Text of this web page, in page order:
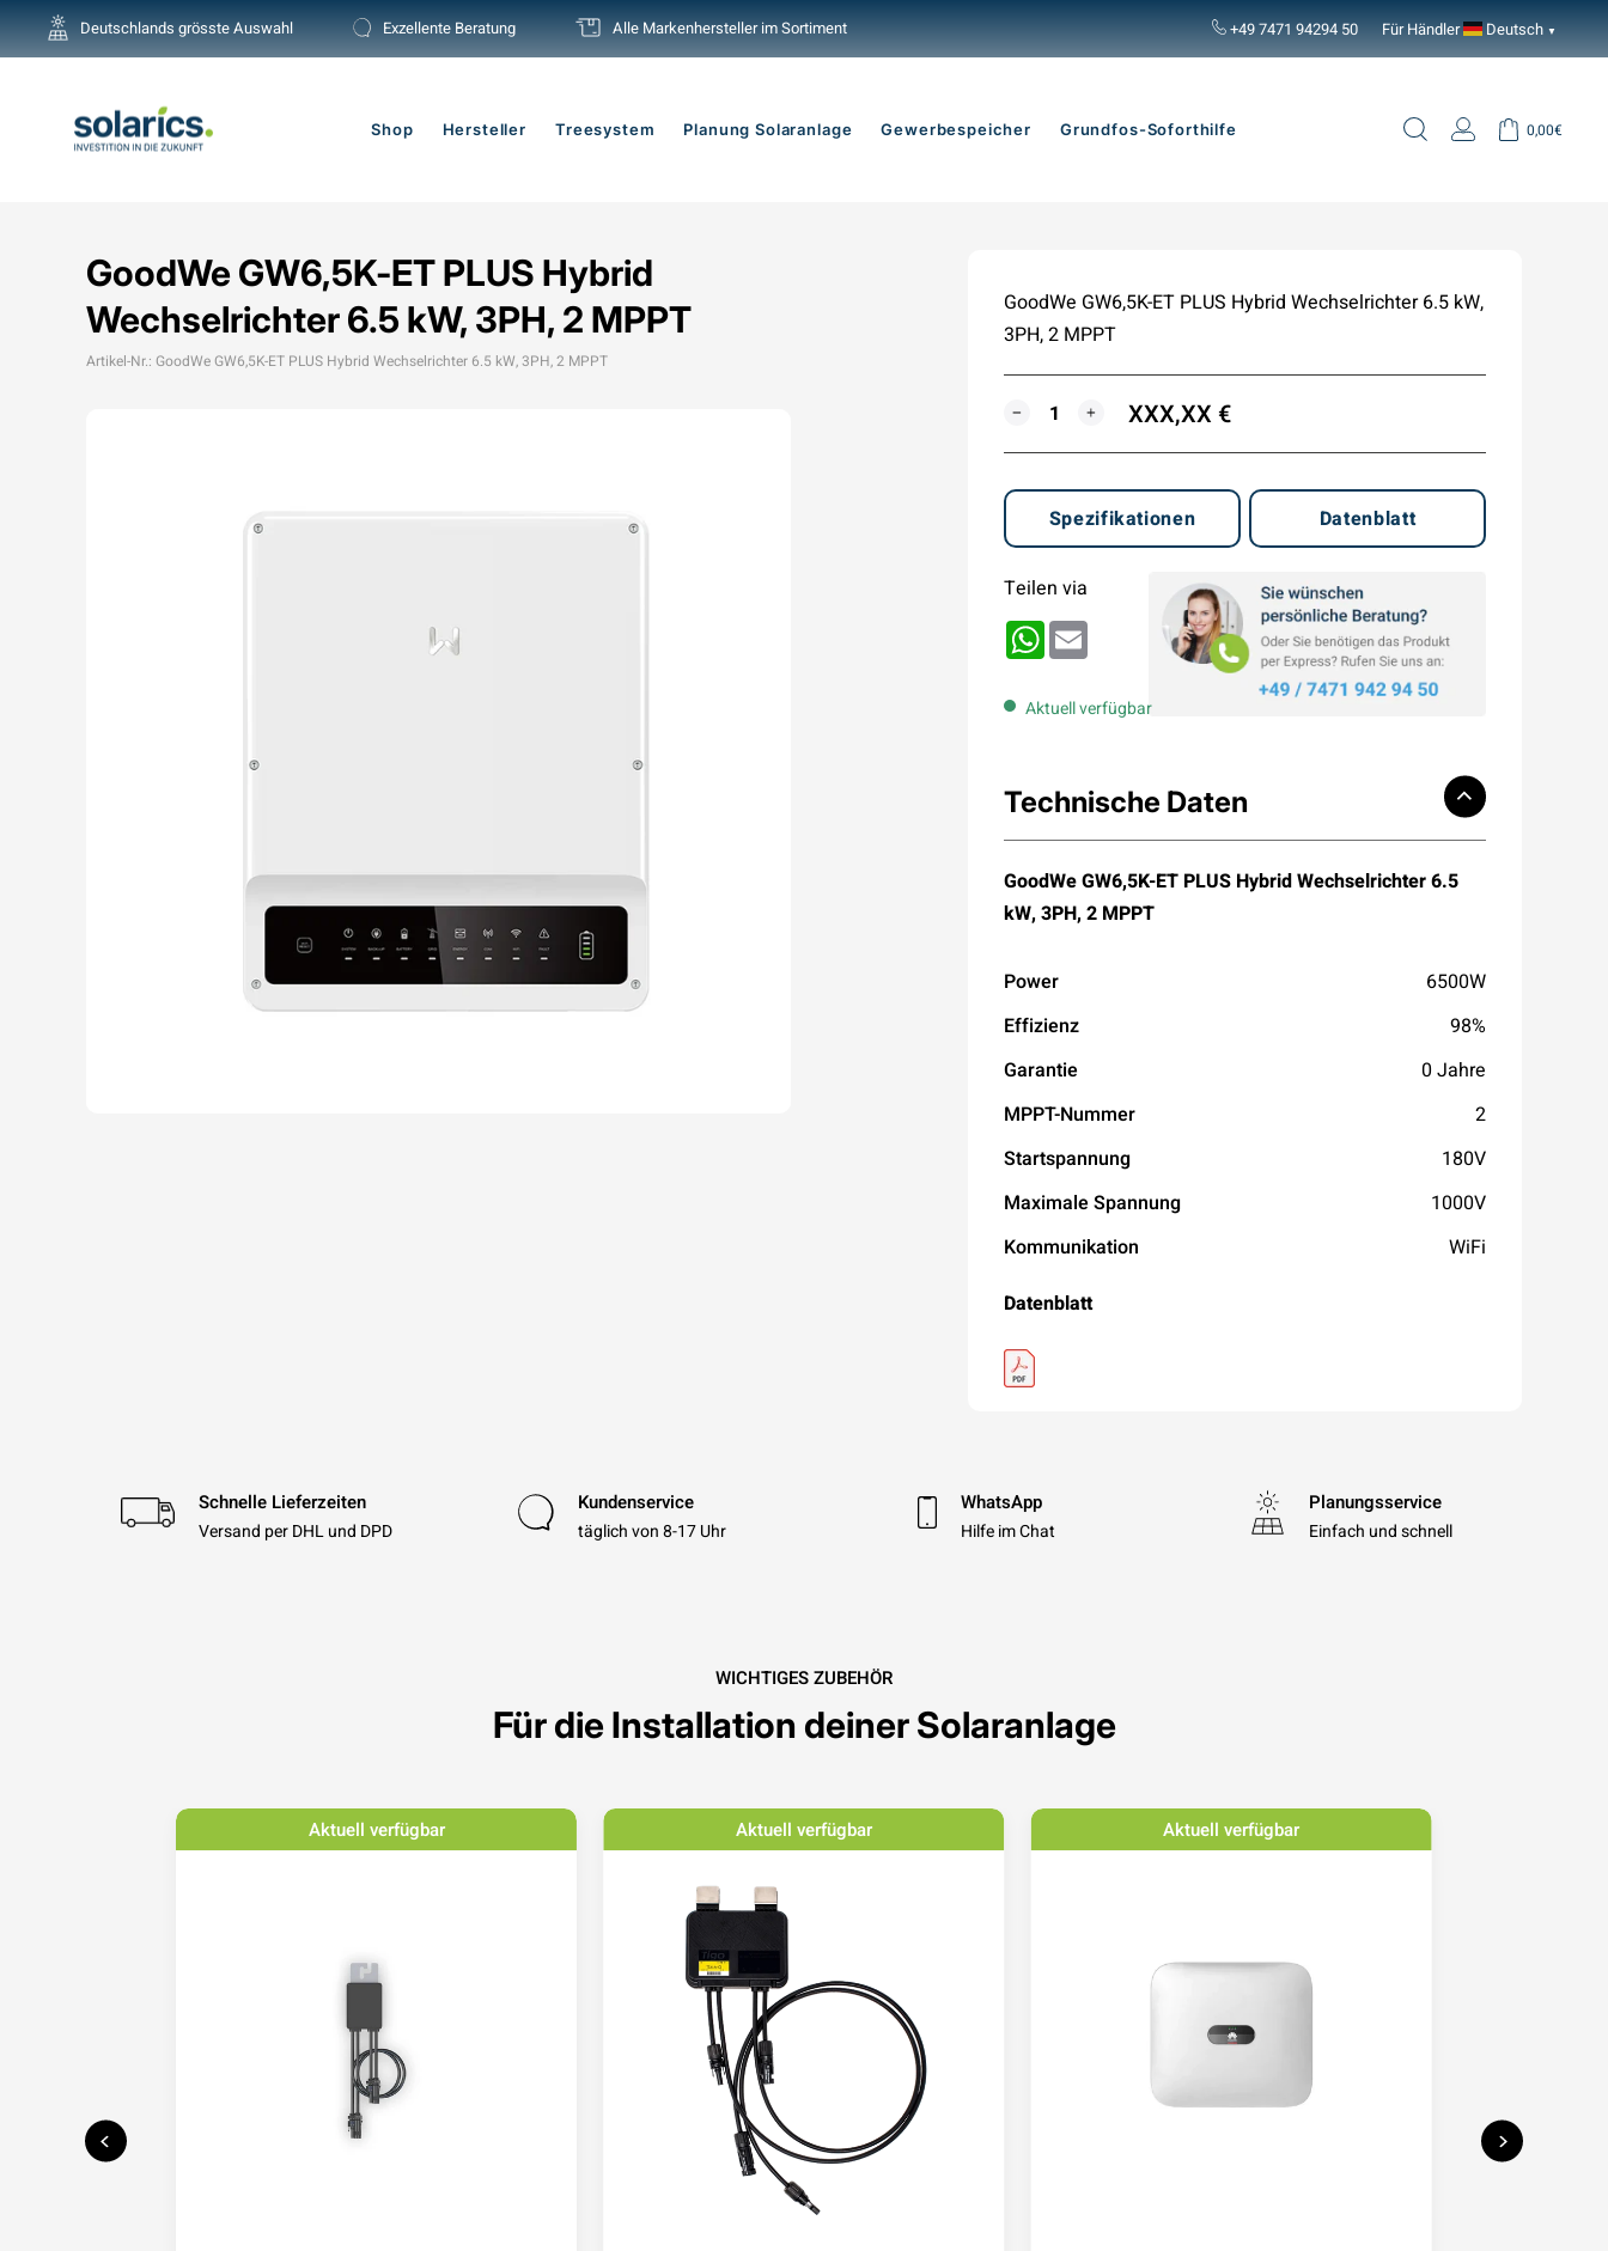
Direkt
zum
Pause
Deutschlands grösste Auswahl Exzellente Beratung Alle Markenhersteller im Sortiment +49 7471 94294 50 Für Händler Deutsch ▼
Shop Hersteller Treesystem Planung Solaranlage Gewerbespeicher Grundfos-Soforthilfe Suche Einloggen
0,00€
GoodWe GW6,5K-ET PLUS Hybrid
Wechselrichter 6.5 kW, 3PH, 2 MPPT
Artikel-Nr.: GoodWe GW6,5K-ET PLUS Hybrid Wechselrichter 6.5 kW, 3PH, 2 MPPT
GoodWe GW6,5K-ET PLUS Hybrid Wechselrichter 6.5 kW,
3PH, 2 MPPT
MENGE
− + XXX,XX €
Spezifikationen Datenblatt
Teilen via
WhatsApp
Aktuell verfügbar
Technische Daten
GoodWe GW6,5K-ET PLUS Hybrid Wechselrichter 6.5
kW, 3PH, 2 MPPT
Power 6500W
Effizienz 98%
Garantie 0 Jahre
MPPT-Nummer 2
Startspannung 180V
Maximale Spannung 1000V
Kommunikation WiFi
Datenblatt
Schnelle Lieferzeiten
Versand per DHL und DPD
Kundenservice
täglich von 8-17 Uhr
WhatsApp
Hilfe im Chat
Planungsservice
Einfach und schnell
WICHTIGES ZUBEHÖR
Für die Installation deiner Solaranlage
Aktuell verfügbar Aktuell verfügbar Aktuell verfügbar